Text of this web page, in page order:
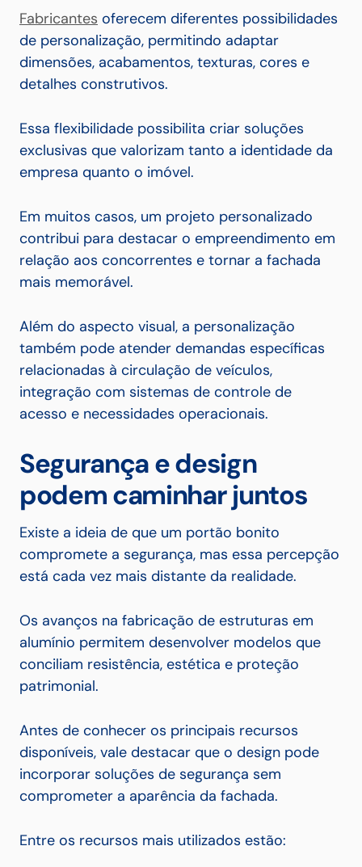
Fabricantes oferecem diferentes possibilidades
de personalização, permitindo adaptar
dimensões, acabamentos, texturas, cores e
detalhes construtivos.
Essa flexibilidade possibilita criar soluções
exclusivas que valorizam tanto a identidade da
empresa quanto o imóvel.
Em muitos casos, um projeto personalizado
contribui para destacar o empreendimento em
relação aos concorrentes e tornar a fachada
mais memorável.
Além do aspecto visual, a personalização
também pode atender demandas específicas
relacionadas à circulação de veículos,
integração com sistemas de controle de
acesso e necessidades operacionais.
Segurança e design
podem caminhar juntos
Existe a ideia de que um portão bonito
compromete a segurança, mas essa percepção
está cada vez mais distante da realidade.
Os avanços na fabricação de estruturas em
alumínio permitem desenvolver modelos que
conciliam resistência, estética e proteção
patrimonial.
Antes de conhecer os principais recursos
disponíveis, vale destacar que o design pode
incorporar soluções de segurança sem
comprometer a aparência da fachada.
Entre os recursos mais utilizados estão: